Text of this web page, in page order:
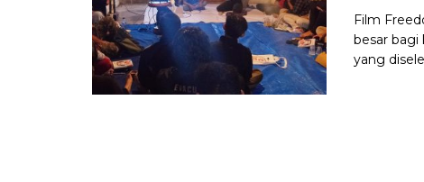
Film
besar bagi
yang